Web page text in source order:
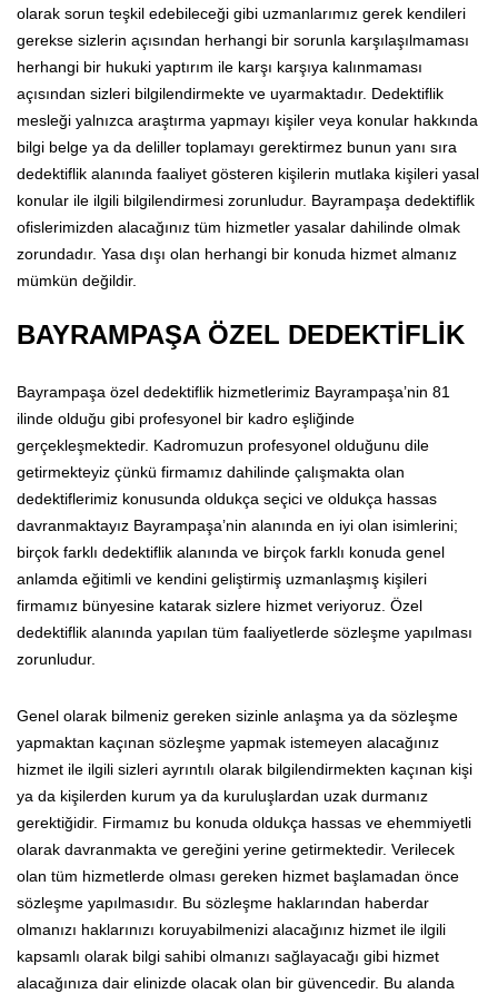
olarak sorun teşkil edebileceği gibi uzmanlarımız gerek kendileri
gerekse sizlerin açısından herhangi bir sorunla karşılaşılmaması
herhangi bir hukuki yaptırım ile karşı karşıya kalınmaması
açısından sizleri bilgilendirmekte ve uyarmaktadır. Dedektiflik
mesleği yalnızca araştırma yapmayı kişiler veya konular hakkında
bilgi belge ya da deliller toplamayı gerektirmez bunun yanı sıra
dedektiflik alanında faaliyet gösteren kişilerin mutlaka kişileri yasal
konular ile ilgili bilgilendirmesi zorunludur. Bayrampaşa dedektiflik
ofislerimizden alacağınız tüm hizmetler yasalar dahilinde olmak
zorundadır. Yasa dışı olan herhangi bir konuda hizmet almanız
mümkün değildir.
BAYRAMPAŞA ÖZEL DEDEKTİFLİK
Bayrampaşa özel dedektiflik hizmetlerimiz Bayrampaşa’nin 81
ilinde olduğu gibi profesyonel bir kadro eşliğinde
gerçekleşmektedir. Kadromuzun profesyonel olduğunu dile
getirmekteyiz çünkü firmamız dahilinde çalışmakta olan
dedektiflerimiz konusunda oldukça seçici ve oldukça hassas
davranmaktayız Bayrampaşa’nin alanında en iyi olan isimlerini;
birçok farklı dedektiflik alanında ve birçok farklı konuda genel
anlamda eğitimli ve kendini geliştirmiş uzmanlaşmış kişileri
firmamız bünyesine katarak sizlere hizmet veriyoruz. Özel
dedektiflik alanında yapılan tüm faaliyetlerde sözleşme yapılması
zorunludur.
Genel olarak bilmeniz gereken sizinle anlaşma ya da sözleşme
yapmaktan kaçınan sözleşme yapmak istemeyen alacağınız
hizmet ile ilgili sizleri ayrıntılı olarak bilgilendirmekten kaçınan kişi
ya da kişilerden kurum ya da kuruluşlardan uzak durmanız
gerektiğidir. Firmamız bu konuda oldukça hassas ve ehemmiyetli
olarak davranmakta ve gereğini yerine getirmektedir. Verilecek
olan tüm hizmetlerde olması gereken hizmet başlamadan önce
sözleşme yapılmasıdır. Bu sözleşme haklarından haberdar
olmanızı haklarınızı koruyabilmenizi alacağınız hizmet ile ilgili
kapsamlı olarak bilgi sahibi olmanızı sağlayacağı gibi hizmet
alacağınıza dair elinizde olacak olan bir güvencedir. Bu alanda